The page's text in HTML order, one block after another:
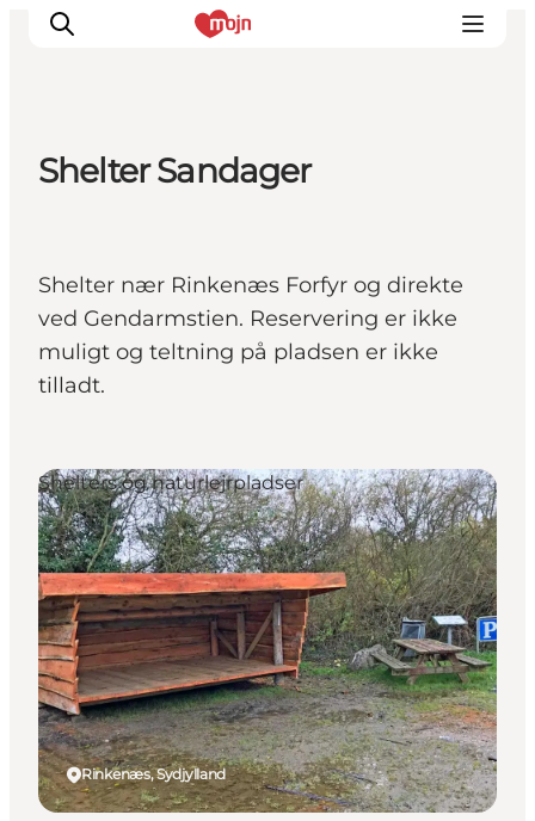
Det sker
Overnatning
Planlæg din ferie
Booking
Shelter Sandager
Shelter nær Rinkenæs Forfyr og direkte
ved Gendarmstien. Reservering er ikke
muligt og teltning på pladsen er ikke
tilladt.
Rinkenæs, Sydjylland
Shelters og naturlejrpladser